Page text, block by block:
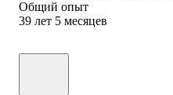
Общий опыт
39 лет 5 месяцев